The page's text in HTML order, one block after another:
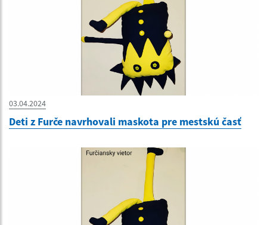
03.04.2024
Deti z Furče navrhovali maskota pre mestskú časť